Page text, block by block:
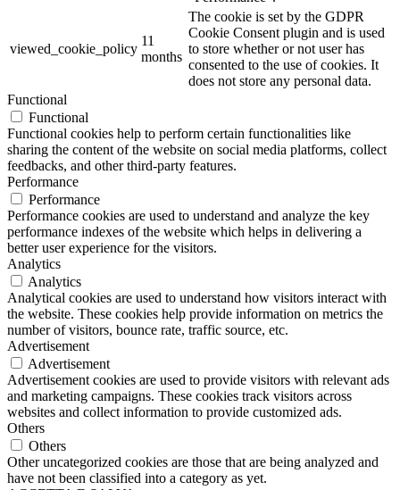
viewed_cookie_policy
11
months
The cookie is set by the GDPR
Cookie Consent plugin and is used
to store whether or not user has
consented to the use of cookies. It
does not store any personal data.
Functional
Functional
Functional cookies help to perform certain functionalities like
sharing the content of the website on social media platforms, collect
feedbacks, and other third-party features.
Performance
Performance
Performance cookies are used to understand and analyze the key
performance indexes of the website which helps in delivering a
better user experience for the visitors.
Analytics
Analytics
Analytical cookies are used to understand how visitors interact with
the website. These cookies help provide information on metrics the
number of visitors, bounce rate, traffic source, etc.
Advertisement
Advertisement
Advertisement cookies are used to provide visitors with relevant ads
and marketing campaigns. These cookies track visitors across
websites and collect information to provide customized ads.
Others
Others
Other uncategorized cookies are those that are being analyzed and
have not been classified into a category as yet.